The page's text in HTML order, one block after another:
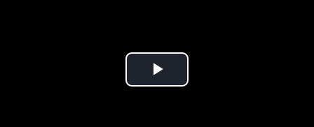
Play Video